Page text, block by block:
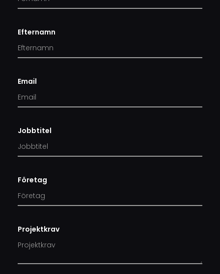
Efternamn
Email
Jobbtitel
Företag
Projektkrav